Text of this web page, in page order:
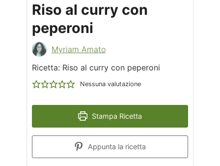
Riso al curry con
peperoni
Myriam Amato
Ricetta: Riso al curry con peperoni
Nessuna valutazione
Stampa Ricetta
Appunta la ricetta